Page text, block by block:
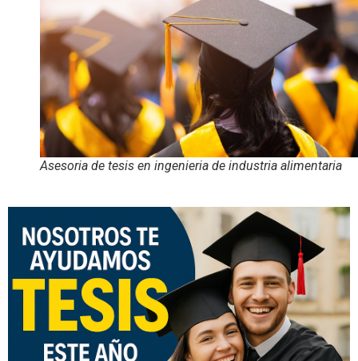
Asesoria de tesis en ingenieria de industria alimentaria